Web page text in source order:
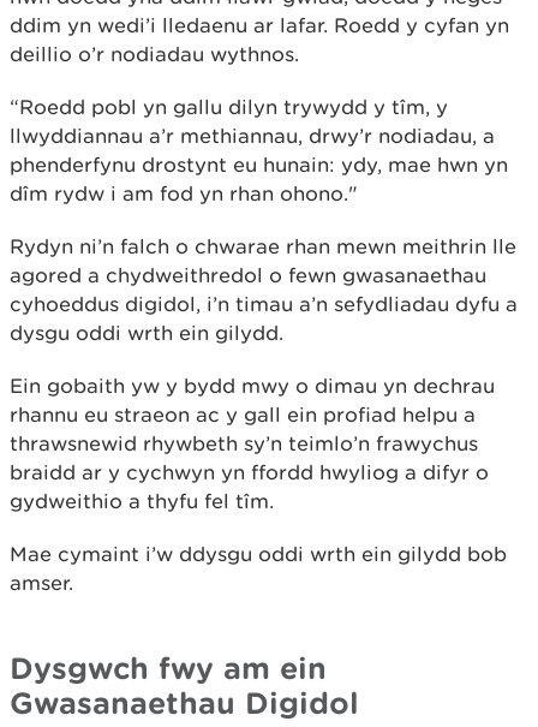
ddim yn wedi’i lledaenu ar lafar. Roedd y cyfan yn
deillio o’r nodiadau wythnos.
“Roedd pobl yn gallu dilyn trywydd y tîm, y
llwyddiannau a’r methiannau, drwy’r nodiadau, a
phenderfynu drostynt eu hunain: ydy, mae hwn yn
dîm rydw i am fod yn rhan ohono."
Rydyn ni’n falch o chwarae rhan mewn meithrin lle
agored a chydweithredol o fewn gwasanaethau
cyhoeddus digidol, i’n timau a’n sefydliadau dyfu a
dysgu oddi wrth ein gilydd.
Ein gobaith yw y bydd mwy o dimau yn dechrau
rhannu eu straeon ac y gall ein profiad helpu a
thrawsnewid rhywbeth sy’n teimlo’n frawychus
braidd ar y cychwyn yn ffordd hwyliog a difyr o
gydweithio a thyfu fel tîm.
Mae cymaint i’w ddysgu oddi wrth ein gilydd bob
amser.
Dysgwch fwy am ein
Gwasanaethau Digidol